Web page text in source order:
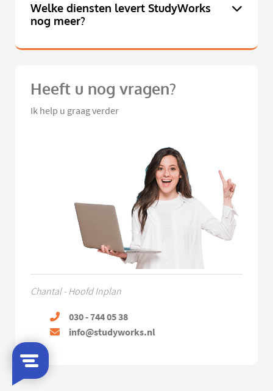
Welke diensten levert StudyWorks
nog meer?
Heeft u nog vragen?
Ik help u graag verder
Chantal - Hoofd Inplan
030 - 744 05 38
info@studyworks.nl